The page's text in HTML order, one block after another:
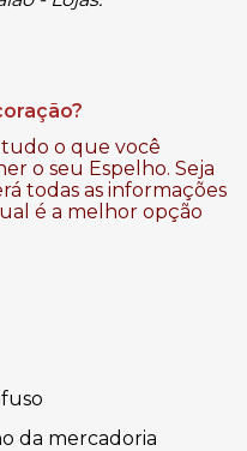
tudo o que você
o seu Espelho. Seja
todas as informações
é a melhor opção
da mercadoria